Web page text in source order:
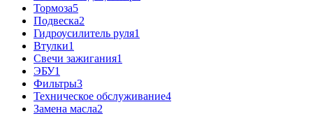
Тормоза5
Подвеска2
Гидроусилитель руля1
Втулки1
Свечи зажигания1
ЭБУ1
Фильтры3
Техническое обслуживание4
Замена масла2